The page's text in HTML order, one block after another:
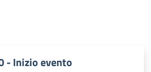
- Inizio evento